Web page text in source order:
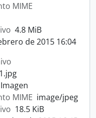
MIME
4.8 MiB
de 2015 16:04
Imagen
MIME image/jpeg
18.5 KiB